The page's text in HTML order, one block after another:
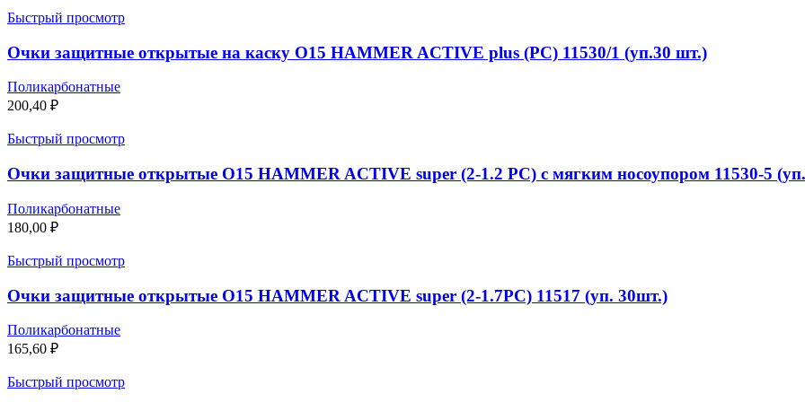
Быстрый просмотр
Очки защитные открытые на каску О15 HAMMER ACTIVE plus (PC) 11530/1 (уп.30 шт.)
Поликарбонатные
200,40 ₽
Быстрый просмотр
Очки защитные открытые О15 HAMMER ACTIVE super (2-1.2 PC) с мягким носоупором 11530-5
Поликарбонатные
180,00 ₽
Быстрый просмотр
Очки защитные открытые О15 HAMMER ACTIVE super (2-1.7PC) 11517 (уп. 30шт.)
Поликарбонатные
165,60 ₽
Быстрый просмотр